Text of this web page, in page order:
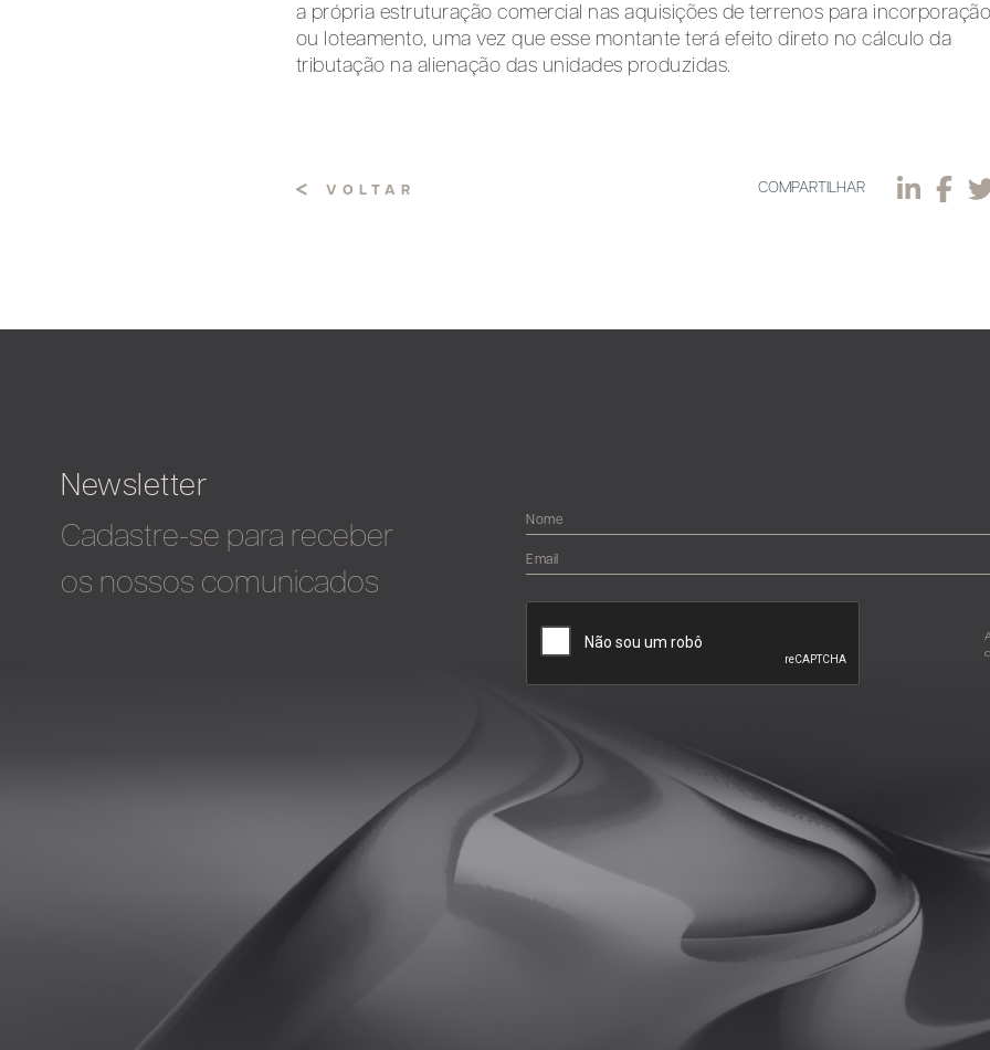
a própria estruturação comercial nas aquisições de terrenos para
ou loteamento, uma vez que esse montante terá efeito direto no cálculo da
tributação na alienação das unidades produzidas.
VOLTAR COMPARTILHAR
Newsletter
Cadastre-se para receber
os nossos comunicados